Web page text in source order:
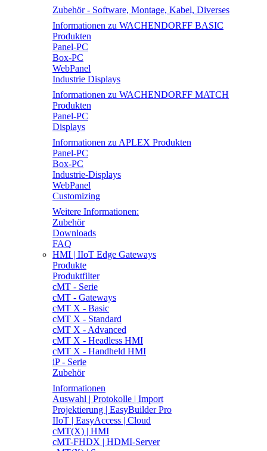
Zubehör - Software, Montage, Kabel, Diverses
Informationen zu WACHENDORFF BASIC
Produkten
Panel-PC
Box-PC
WebPanel
Industrie Displays
Informationen zu WACHENDORFF MATCH
Produkten
Panel-PC
Displays
Informationen zu APLEX Produkten
Panel-PC
Box-PC
Industrie-Displays
WebPanel
Customizing
Weitere Informationen:
Zubehör
Downloads
FAQ
HMI | IIoT Edge Gateways
Produkte
Produktfilter
cMT - Serie
cMT - Gateways
cMT X - Basic
cMT X - Standard
cMT X - Advanced
cMT X - Headless HMI
cMT X - Handheld HMI
iP - Serie
Zubehör
Informationen
Auswahl | Protokolle | Import
Projektierung | EasyBuilder Pro
IIoT | EasyAccess | Cloud
cMT(X) | HMI
cMT-FHDX | HDMI-Server